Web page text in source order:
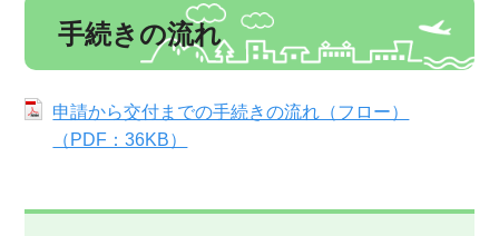
手続きの流れ
申請から交付までの手続きの流れ（フロー）
（PDF：36KB）